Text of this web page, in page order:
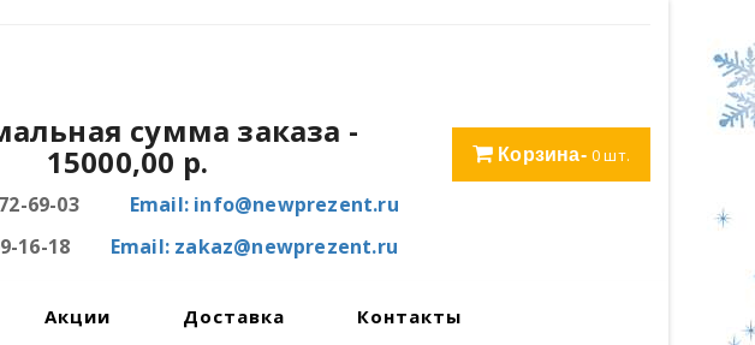
сумма заказа -
15000,00 р.
772-69-03 Email: info@newprezent.ru
16-18 Email: zakaz@newprezent.ru
Корзина- 0шт.
Акции Доставка Контакты